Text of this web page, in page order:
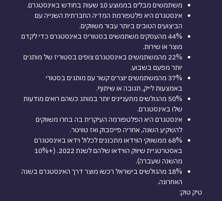
משתמשים מבלים בממוצע 10 שעות בחודש באינסטגרם.
אינסטגרם היא פלטפורמת המדיה החברתית השנייה עם
הביצועים הטובים ביותר עבור משווקים.
44% מהעסקים משתמשים בסטוריס באינסטגרם כדי לקדם
מוצר או שירות.
22% מהמשתמשים באינסטגרם צופים בסטוריז של מותגים
יותר מפעם בשבוע.
37% מהמשתמשים יוצרים קשר עם מותגים בסטורי
באמצעות לייק, תגובה או שיתוף.
50% מהגולשים מתעניינים יותר במותג כשהם רואים מודעות
שלו באינסטגרם.
אינסטגרם היא הפלטפורמה העיקרית בה בחרו משווקים
להשקיע השנה, אחריה פייסבוק ואז טוויטר.
68% ממשווקי הווידאו מתכננים לכלול וידאו באינסטגרם
באסטרטגיית שיווק הווידאו שלהם לשנת 2022. (+10%
מהשנה שעברה).
18% מהגולשים בישראל רכשו מוצר דרך האינסטגרם בשנה
האחרונה.
טיק טוק: